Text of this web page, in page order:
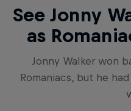
See Jonny
as
Jonny Walker won
Romaniacs, but he